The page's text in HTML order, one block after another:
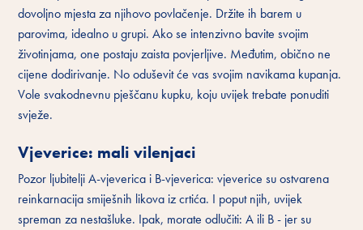
dovoljno mjesta za njihovo povlačenje. Držite ih barem u
parovima, idealno u grupi. Ako se intenzivno bavite svojim
životinjama, one postaju zaista povjerljive. Međutim, obično ne
cijene dodirivanje. No oduševit će vas svojim navikama kupanja.
Vole svakodnevnu pješčanu kupku, koju uvijek trebate ponuditi
svježe.
Vjeverice: mali vilenjaci
Pozor ljubitelji A-vjeverica i B-vjeverica: vjeverice su ostvarena
reinkarnacija smiješnih likova iz crtića. I poput njih, uvijek
spreman za nestašluke. Ipak, morate odlučiti: A ili B - jer su